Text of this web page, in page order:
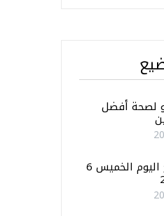
لصحة أفضل
توقعـات الأبراج اليوم الخميس 6